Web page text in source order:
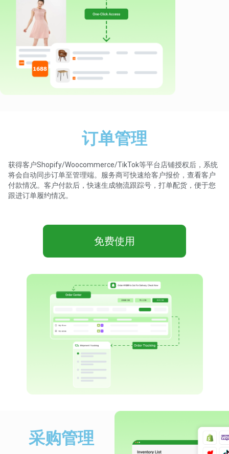
订单管理
获得客户Shopify/Woocommerce/TikTok等平台店铺授权后，系统
将会自动同步订单至管理端。服务商可快速给客户报价，查看客户
付款情况。客户付款后，快速生成物流跟踪号，打单配货，便于您
跟进订单履约情况。
免费使用
采购管理